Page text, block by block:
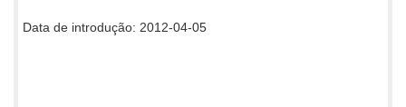
Data de introdução: 2012-04-05